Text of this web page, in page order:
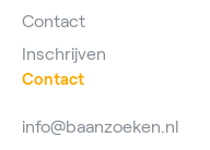
Contact
Inschrijven
Contact
info@baanzoeken.nl